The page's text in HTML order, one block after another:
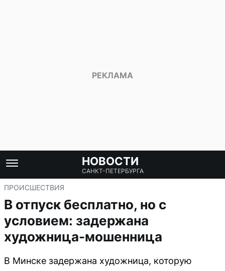
НОВОСТИ
САНКТ-ПЕТЕРБУРГА
ПРОИСШЕСТВИЯ
В отпуск бесплатно, но с
условием: задержана
художница-мошенница
В Минске задержана художница, которую